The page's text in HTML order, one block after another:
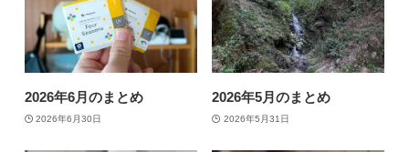
2026年6月のまとめ
2026年6月30日
2026年5月のまとめ
2026年5月31日